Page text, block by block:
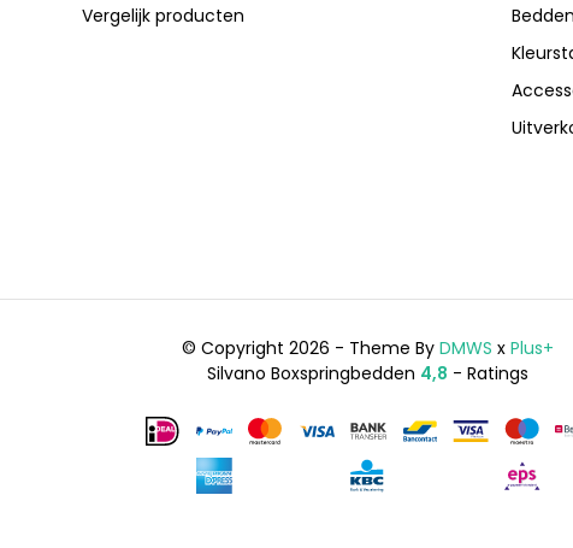
Vergelijk producten
© Copyright 2026 - Theme ByDMWS xPlus+
Silvano Boxspringbedden 4,8 - Ratings